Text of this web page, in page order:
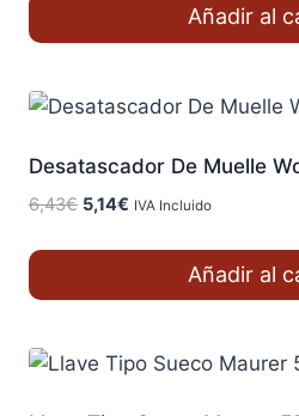
Añadir al
Desatascador De Muelle
6,43€ El
5,14€ El
IVA Incluido
Añadir al